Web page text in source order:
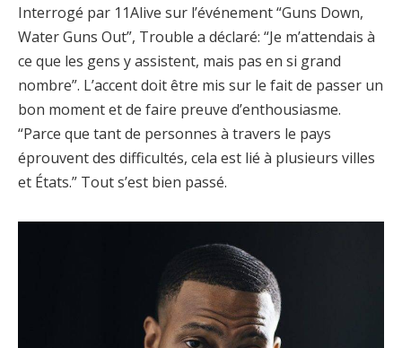
Interrogé par 11Alive sur l’événement “Guns Down,
Water Guns Out”, Trouble a déclaré: “Je m’attendais à
ce que les gens y assistent, mais pas en si grand
nombre”. L’accent doit être mis sur le fait de passer un
bon moment et de faire preuve d’enthousiasme.
“Parce que tant de personnes à travers le pays
éprouvent des difficultés, cela est lié à plusieurs villes
et États.” Tout s’est bien passé.